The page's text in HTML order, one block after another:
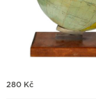
280 Kč